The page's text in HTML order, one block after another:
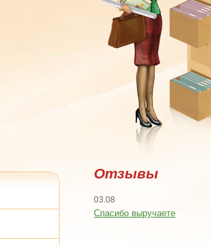
Отзывы
03.08
Спасибо выручаете